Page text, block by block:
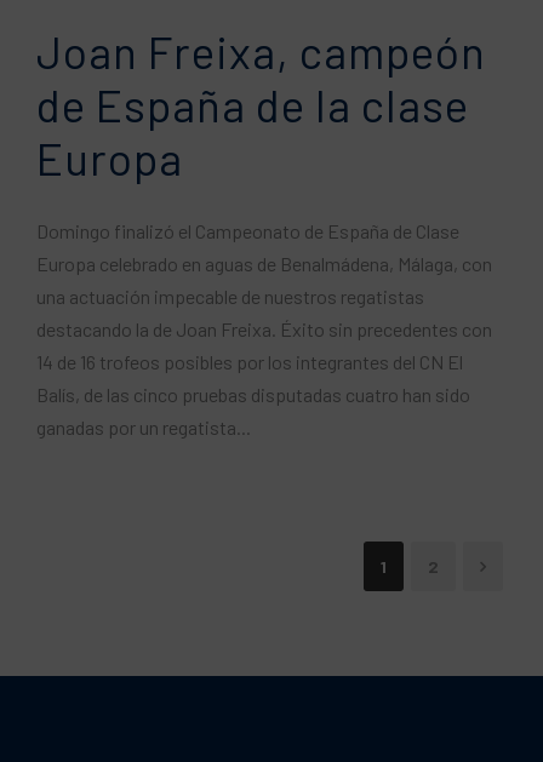
Joan Freixa, campeón
de España de la clase
Europa
Domingo finalizó el Campeonato de España de Clase
Europa celebrado en aguas de Benalmádena, Málaga, con
una actuación impecable de nuestros regatistas
destacando la de Joan Freixa. Éxito sin precedentes con
14 de 16 trofeos posibles por los integrantes del CN El
Balís, de las cinco pruebas disputadas cuatro han sido
ganadas por un regatista...
1 2